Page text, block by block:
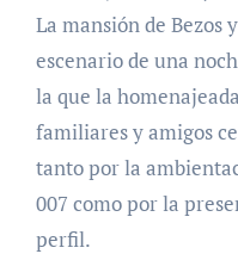
La mansión de Bezos
escenario de una
la que la
familiares y amigos
tanto por la
007 como por la
perfil.